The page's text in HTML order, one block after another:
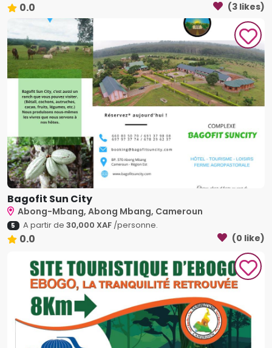
0.0 (3 likes)
Bagofit Sun City
Abong-Mbang, Abong Mbang, Cameroun
5 A partir de 30,000 XAF/personne.
0.0 (0 like)